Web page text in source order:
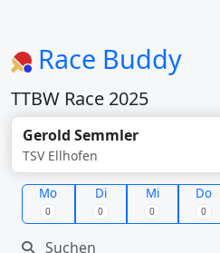
Race Buddy
TTBW Race 2025
Gerold Semmler
TSV Ellhofen
Mo
0
Di
0
Mi
0
Do
0